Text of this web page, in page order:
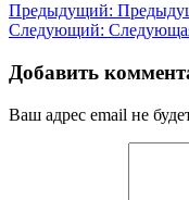
Предыдущий:
Следующий:
Добавить
Ваш адрес email не